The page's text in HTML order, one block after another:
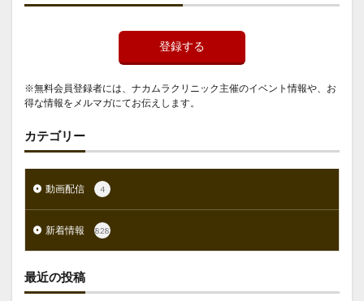
登録する
※無料会員登録者には、ナカムラクリニック主催のイベント情報や、お
得な情報をメルマガにてお伝えします。
カテゴリー
動画配信 4
新着情報 828
最近の投稿